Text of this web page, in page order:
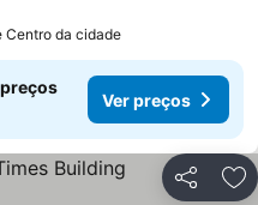
Centro da cidade
Ver preços
Partilhar